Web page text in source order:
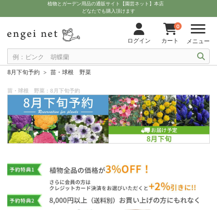
植物とガーデン用品の通販サイト【園芸ネット】本店
どなたでも購入頂けます
ログイン
0
カート メニュー
8月下旬予約 苗・球根 野菜
苗・球根 野菜：8月下旬予約